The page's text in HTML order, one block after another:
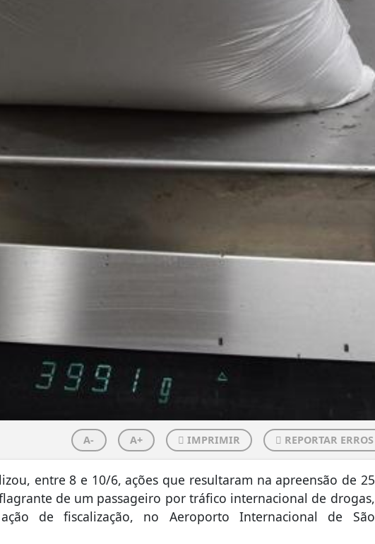
A- A+ IMPRIMIR REPORTAR ERROS
entre 8 e 10/6, ações que resultaram na apreensão de 25
de um passageiro por tráfico internacional de drogas,
de fiscalização, no Aeroporto Internacional de São